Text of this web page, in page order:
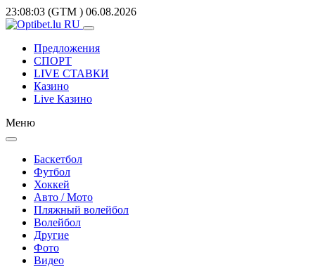
23:08:03 (GTM ) 06.08.2026
Предложения
СПОРТ
LIVE СТАВКИ
Казино
Live Казино
Меню
Баскетбол
Футбол
Хоккей
Авто / Мото
Пляжный волейбол
Волейбол
Другие
Фото
Видео